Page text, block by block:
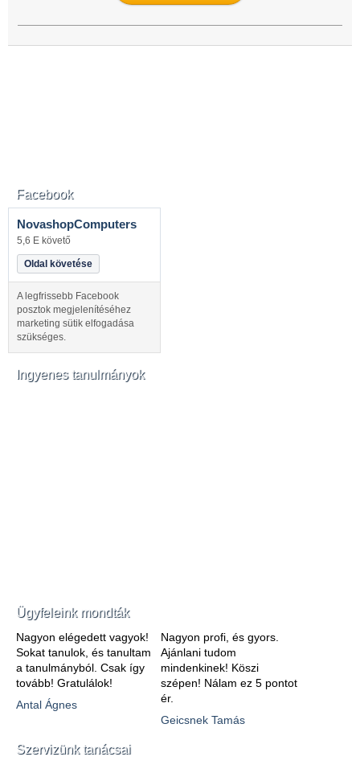
Facebook
NovashopComputers
5,6 E követő
Oldal követése
A legfrissebb Facebook
posztok megjelenítéséhez
marketing sütik elfogadása
szükséges.
Ingyenes tanulmányok
Ügyfeleink mondták
Nagyon elégedett vagyok!
Sokat tanulok, és tanultam
a tanulmányból. Csak így
tovább! Gratulálok!
Antal Ágnes
Nagyon profi, és gyors.
Ajánlani tudom
mindenkinek! Köszi
szépen! Nálam ez 5 pontot
ér.
Geicsnek Tamás
Szervizünk tanácsai